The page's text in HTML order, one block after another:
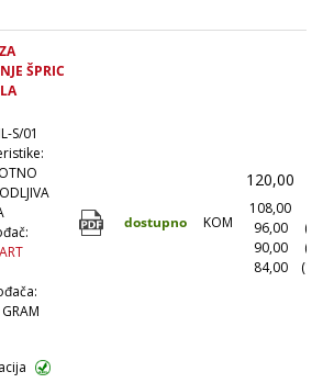
ŠPRIC
S/01
dostupno KOM
120,00
108,00
96,00
90,00
84,00